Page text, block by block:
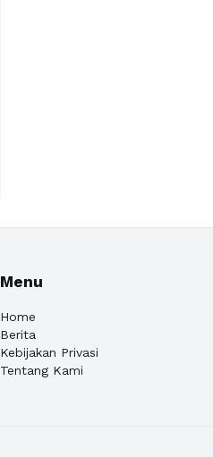
Menu
Home
Berita
Kebijakan Privasi
Tentang Kami